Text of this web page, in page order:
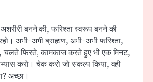
बनने की, फरिश्ता स्वरूप बनने की
अभी-अभी ब्राह्मण, अभी-अभी फरिश्ता,
चलते फिरते, कामकाज करते हुए भी एक मिनट,
करो। चेक करो जो संकल्प किया, वही
अच्छा।